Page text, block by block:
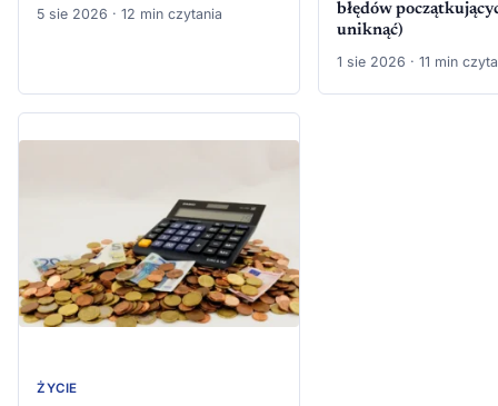
5 sie 2026 · 12 min czytania
błędów
uniknąć)
1 sie 2026 · 11 min
ŻYCIE